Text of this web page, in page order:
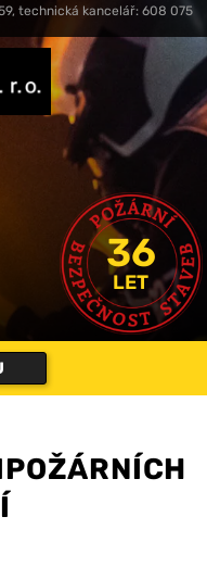
technická kancelář: 608 075
36
LET